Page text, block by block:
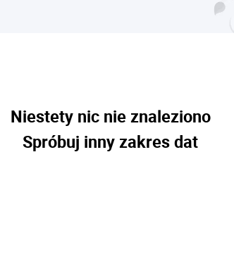
Niestety nic nie znaleziono
Spróbuj inny zakres dat